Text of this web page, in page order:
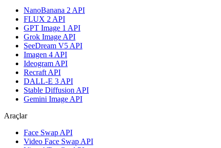
NanoBanana 2 API
FLUX 2 API
GPT Image 1 API
Grok Image API
SeeDream V5 API
Imagen 4 API
Ideogram API
Recraft API
DALL-E 3 API
Stable Diffusion API
Gemini Image API
Araçlar
Face Swap API
Video Face Swap API